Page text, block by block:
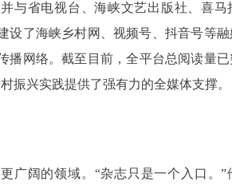
与省电视台、海峡文艺出版社、喜马
设了海峡乡村网、视频号、抖音号等
网络。截至目前，全平台总阅读量已
振兴实践提供了强有力的全媒体支撑。
广阔的领域。“杂志只是一个入口。”